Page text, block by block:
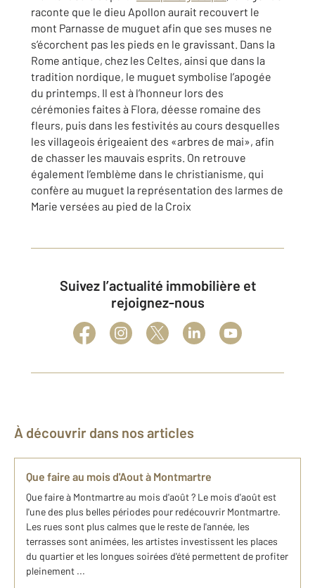
raconte que le dieu Apollon aurait recouvert le
mont Parnasse de muguet afin que ses muses ne
s’écorchent pas les pieds en le gravissant. Dans la
Rome antique, chez les Celtes, ainsi que dans la
tradition nordique, le muguet symbolise l’apogée
du printemps. Il est à l’honneur lors des
cérémonies faites à Flora, déesse romaine des
fleurs, puis dans les festivités au cours desquelles
les villageois érigeaient des «arbres de mai», afin
de chasser les mauvais esprits. On retrouve
également l’emblème dans le christianisme, qui
confère au muguet la représentation des larmes de
Marie versées au pied de la Croix
Suivez l’actualité immobilière et
rejoignez-nous
À découvrir dans nos articles
Que faire au mois d'Aout à Montmartre
Que faire à Montmartre au mois d'août ? Le mois d'août est
l'une des plus belles périodes pour redécouvrir Montmartre.
Les rues sont plus calmes que le reste de l'année, les
terrasses sont animées, les artistes investissent les places
du quartier et les longues soirées d'été permettent de profiter
pleinement ...